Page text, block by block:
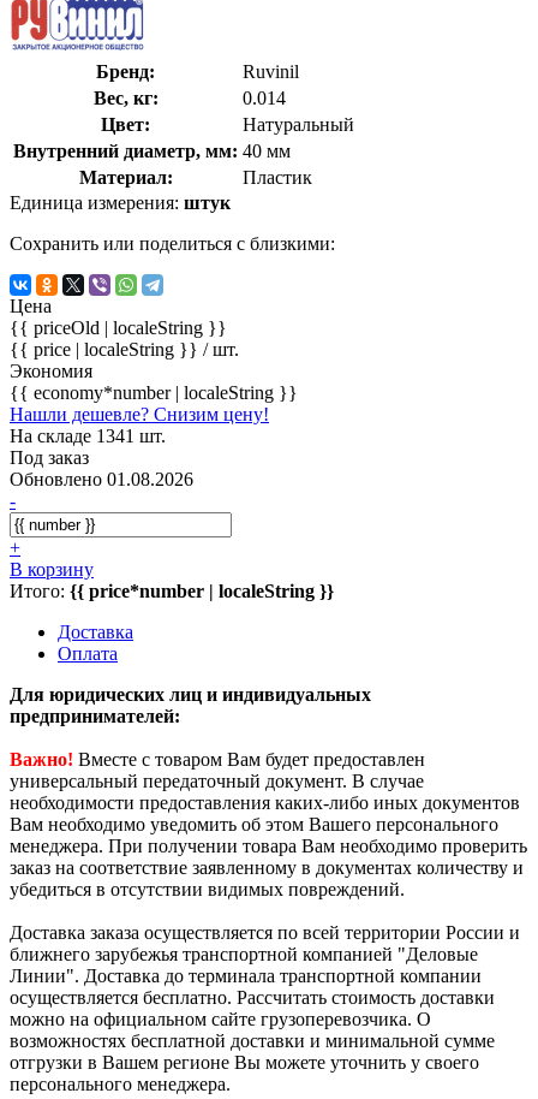
Бренд:
Ruvinil
Вес, кг:
0.014
Цвет:
Натуральный
Внутренний диаметр, мм: 40 мм
Материал:
Пластик
Единица измерения: штук
Сохранить или поделиться с близкими:
Цена
{{ priceOld | localeString }}
{{ price | localeString }} / шт.
Экономия
{{ economy*number | localeString }}
Нашли дешевле? Снизим цену!
На складе 1341 шт.
Под заказ
Обновлено 01.08.2026
-
+
В корзину
Итого: {{ price*number | localeString }}
Доставка
Оплата
Для юридических лиц и индивидуальных
предпринимателей:
Важно! Вместе с товаром Вам будет предоставлен
универсальный передаточный документ. В случае
необходимости предоставления каких-либо иных документов
Вам необходимо уведомить об этом Вашего персонального
менеджера. При получении товара Вам необходимо проверить
заказ на соответствие заявленному в документах количеству и
убедиться в отсутствии видимых повреждений.
Доставка заказа осуществляется по всей территории России и
ближнего зарубежья транспортной компанией "Деловые
Линии". Доставка до терминала транспортной компании
осуществляется бесплатно. Рассчитать стоимость доставки
можно на официальном сайте грузоперевозчика. О
возможностях бесплатной доставки и минимальной сумме
отгрузки в Вашем регионе Вы можете уточнить у своего
персонального менеджера.